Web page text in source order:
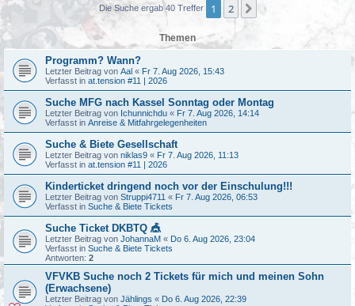
Die Suche ergab 40 Treffer 1 2 Nächste
Themen
Programm? Wann?
Letzter Beitrag von Aal « Fr 7. Aug 2026, 15:43
Verfasst in at.tension #11 | 2026
Suche MFG nach Kassel Sonntag oder Montag
Letzter Beitrag von Ichunnichdu « Fr 7. Aug 2026, 14:14
Verfasst in Anreise & Mitfahrgelegenheiten
Suche & Biete Gesellschaft
Letzter Beitrag von niklas9 « Fr 7. Aug 2026, 11:13
Verfasst in at.tension #11 | 2026
Kinderticket dringend noch vor der Einschulung!!!
Letzter Beitrag von Struppi4711 « Fr 7. Aug 2026, 06:53
Verfasst in Suche & Biete Tickets
Suche Ticket DKBTQ 🎪
Letzter Beitrag von JohannaM « Do 6. Aug 2026, 23:04
Verfasst in Suche & Biete Tickets
Antworten: 2
VFVKB Suche noch 2 Tickets für mich und meinen Sohn
(Erwachsene)
Letzter Beitrag von Jählings « Do 6. Aug 2026, 22:39